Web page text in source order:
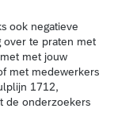
ook negatieve
over te praten met
met jouw
met medewerkers
1712,
de onderzoekers